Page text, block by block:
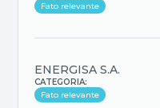
Fato relevante
ENERGISA S.A.
CATEGORIA:
Fato relevante